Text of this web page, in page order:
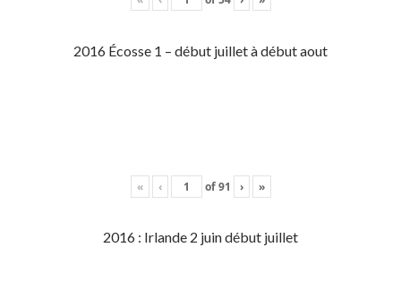
2016 Écosse 1 – début juillet à début aout
« ‹ of91 › »
2016 : Irlande 2 juin début juillet